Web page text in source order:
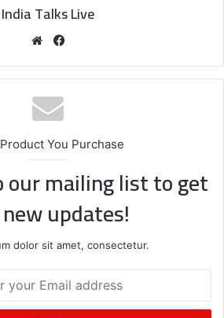
India Talks Live
We
te
bo
You Purchase
our mailing list to get
updates!
dolor sit amet, consectetur.